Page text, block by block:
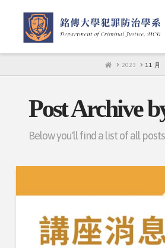
HOME
2023 11 月
Post Archive
Below you'll find a list of all